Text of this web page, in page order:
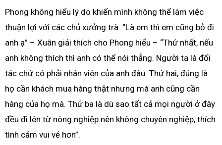
Phong không hiểu lý do khiến mình không thể làm việc
thuận lợi với các chủ xưởng trà. “Là em thì em cũng bỏ đi
anh ạ” – Xuân giải thích cho Phong hiểu – “Thứ nhất, nếu
anh không thích thì anh có thể nói thẳng. Người ta là đối
tác chứ có phải nhân viên của anh đâu. Thứ hai, đúng là
họ cần khách mua hàng thật nhưng mà anh cũng cần
hàng của họ mà. Thứ ba là dù sao tất cả mọi người ở đây
đều đi lên từ nông nghiệp nên không chuyên nghiệp, thích
tình cảm vui vẻ hơn”.